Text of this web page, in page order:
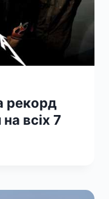
рекорд
всіх 7